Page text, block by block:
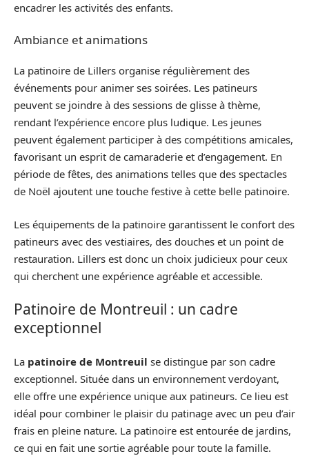
encadrer les activités des enfants.
Ambiance et animations
La patinoire de Lillers organise régulièrement des
événements pour animer ses soirées. Les patineurs
peuvent se joindre à des sessions de glisse à thème,
rendant l’expérience encore plus ludique. Les jeunes
peuvent également participer à des compétitions amicales,
favorisant un esprit de camaraderie et d’engagement. En
période de fêtes, des animations telles que des spectacles
de Noël ajoutent une touche festive à cette belle patinoire.
Les équipements de la patinoire garantissent le confort des
patineurs avec des vestiaires, des douches et un point de
restauration. Lillers est donc un choix judicieux pour ceux
qui cherchent une expérience agréable et accessible.
Patinoire de Montreuil : un cadre
exceptionnel
La patinoire de Montreuil se distingue par son cadre
exceptionnel. Située dans un environnement verdoyant,
elle offre une expérience unique aux patineurs. Ce lieu est
idéal pour combiner le plaisir du patinage avec un peu d’air
frais en pleine nature. La patinoire est entourée de jardins,
ce qui en fait une sortie agréable pour toute la famille.